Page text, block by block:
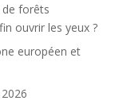
de forêts
ouvrir les yeux ?
européen et